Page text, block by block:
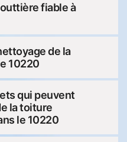
fiable à
de la
10220
qui peuvent
la toiture
le 10220